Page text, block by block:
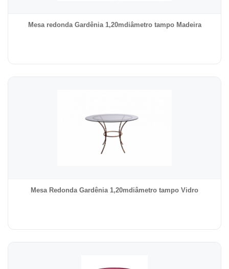
Mesa redonda Gardênia 1,20mdiâmetro tampo Madeira
Mesa Redonda Gardênia 1,20mdiâmetro tampo Vidro